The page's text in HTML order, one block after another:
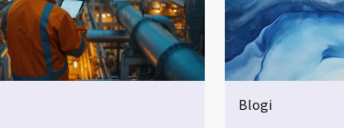
Blogi